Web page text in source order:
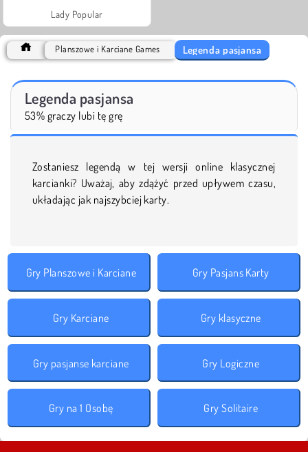
Lady Popular
Planszowe i Karciane Games Legenda pasjansa
Legenda pasjansa
53% graczy lubi tę grę
Zostaniesz legendą w tej wersji online klasycznej
karcianki? Uważaj, aby zdążyć przed upływem czasu,
układając jak najszybciej karty.
Gry Planszowe i Karciane Gry Pasjans Karty
Gry Karciane Gry klasyczne
Gry pasjanse karciane Gry Logiczne
Gry na 1 Osobę Gry Solitaire